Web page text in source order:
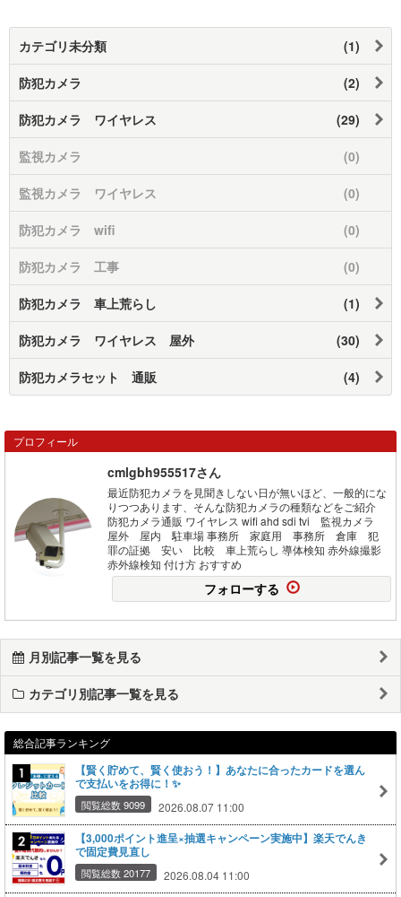
カテゴリ未分類 (1)
防犯カメラ (2)
防犯カメラ ワイヤレス (29)
監視カメラ (0)
監視カメラ ワイヤレス (0)
防犯カメラ wifi (0)
防犯カメラ 工事 (0)
防犯カメラ 車上荒らし (1)
防犯カメラ ワイヤレス 屋外 (30)
防犯カメラセット 通販 (4)
プロフィール
cmlgbh955517さん
最近防犯カメラを見聞きしない日が無いほど、一般的にな
りつつあります、そんな防犯カメラの種類などをご紹介
防犯カメラ通販 ワイヤレス wifi ahd sdi tvi 監視カメラ
屋外 屋内 駐車場 事務所 家庭用 事務所 倉庫 犯
罪の証拠 安い 比較 車上荒らし 導体検知 赤外線撮影
赤外線検知 付け方 おすすめ
フォローする
月別記事一覧を見る
カテゴリ別記事一覧を見る
総合記事ランキング
【賢く貯めて、賢く使おう！】あなたに合ったカードを選ん
で支払いをお得に！✨
閲覧総数 9099 2026.08.07 11:00
【3,000ポイント進呈×抽選キャンペーン実施中】楽天でんき
で固定費見直し
閲覧総数 20177 2026.08.04 11:00